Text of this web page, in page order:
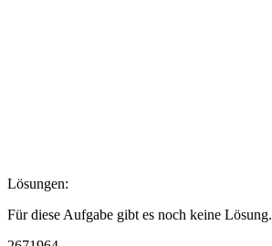
Lösungen:
Für diese Aufgabe gibt es noch keine Lösung.